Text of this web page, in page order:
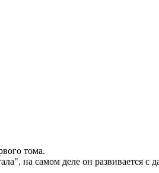
тома.
на самом деле он развивается с